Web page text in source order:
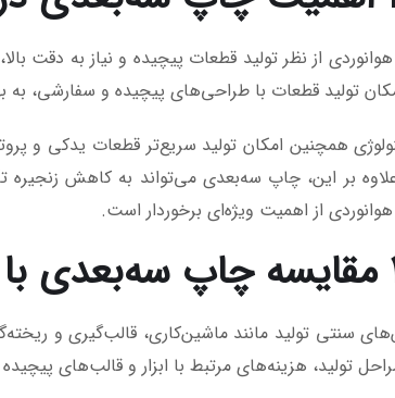
از نظر تولید قطعات پیچیده و نیاز به دقت
تولید قطعات با طراحی‌های پیچیده و سفارشی،
همچنین امکان تولید سریع‌تر قطعات یدکی و
بر این، چاپ سه‌بعدی می‌تواند به کاهش زنجیره
از اهمیت ویژه‌ای برخوردار است.
سنتی تولید مانند ماشین‌کاری، قالب‌گیری و
تولید، هزینه‌های مرتبط با ابزار و قالب‌های